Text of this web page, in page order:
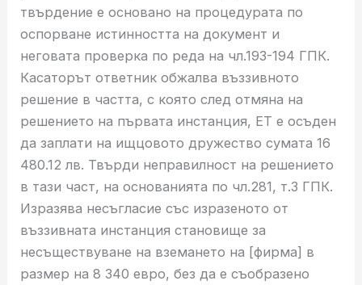
твърдение е основано на процедурата по
оспорване истинността на документ и
неговата проверка по реда на чл.193-194 ГПК.
Касаторът ответник обжалва въззивното
решение в частта, с която след отмяна на
решението на първата инстанция, ЕТ е осъден
да заплати на ищцовото дружество сумата 16
480.12 лв. Твърди неправилност на решението
в тази част, на основанията по чл.281, т.3 ГПК.
Изразява несъгласие със изразеното от
въззивната инстанция становище за
несъществуване на вземането на [фирма] в
размер на 8 340 евро, без да е съобразено